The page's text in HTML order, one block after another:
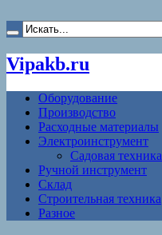
Vipakb.ru
Оборудование
Производство
Расходные материалы
Электроинструмент
Садовая техника
Ручной инструмент
Склад
Строительная техника
Разное